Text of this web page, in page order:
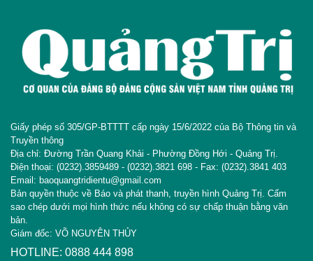
Giấy phép số 305/GP-BTTTT cấp ngày 15/6/2022 của Bộ Thông tin và
Truyền thông
Địa chỉ: Đường Trần Quang Khải - Phường Đồng Hới - Quảng Trị.
Điện thoại: (0232).3859489 - (0232).3821 698 - Fax: (0232).3841 403
Email: baoquangtridientu@gmail.com
Bản quyền thuộc về Báo và phát thanh, truyền hình Quảng Trị. Cấm
sao chép dưới mọi hình thức nếu không có sự chấp thuận bằng văn
bản.
Giám đốc: VÕ NGUYÊN THỦY
HOTLINE: 0888 444 898